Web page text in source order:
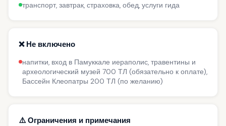
транспорт, завтрак, страховка, обед, услуги гида
❌ Не включено
напитки, вход в Памуккале иераполис, травентины и
археологический музей 700 ТЛ (обязательно к оплате),
Бассейн Клеопатры 200 ТЛ (по желанию)
⚠️ Ограничения и примечания